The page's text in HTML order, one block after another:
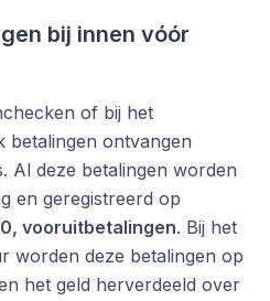
bij innen vóór
of bij het
betalingen ontvangen
Al deze betalingen worden
en geregistreerd op
vooruitbetalingen. Bij het
worden deze betalingen op
het geld herverdeeld over